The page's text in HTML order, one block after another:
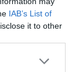
IAB’s List of
it to other